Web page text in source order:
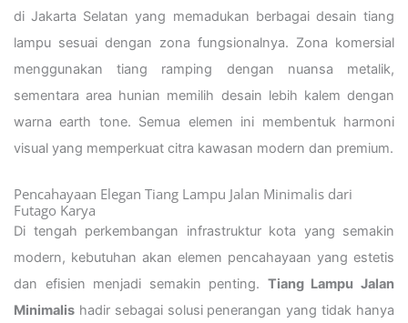
di Jakarta Selatan yang memadukan berbagai desain tiang
lampu sesuai dengan zona fungsionalnya. Zona komersial
menggunakan tiang ramping dengan nuansa metalik,
sementara area hunian memilih desain lebih kalem dengan
warna earth tone. Semua elemen ini membentuk harmoni
visual yang memperkuat citra kawasan modern dan premium.
Pencahayaan Elegan Tiang Lampu Jalan Minimalis dari
Futago Karya
Di tengah perkembangan infrastruktur kota yang semakin
modern, kebutuhan akan elemen pencahayaan yang estetis
dan efisien menjadi semakin penting. Tiang Lampu Jalan
Minimalis hadir sebagai solusi penerangan yang tidak hanya